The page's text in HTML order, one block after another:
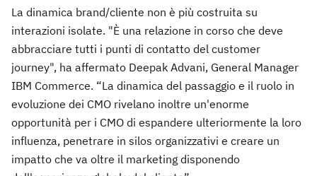
La dinamica brand/cliente non è più costruita su
interazioni isolate. "È una relazione in corso che deve
abbracciare tutti i punti di contatto del customer
journey", ha affermato Deepak Advani, General Manager
IBM Commerce. “La dinamica del passaggio e il ruolo in
evoluzione dei CMO rivelano inoltre un'enorme
opportunità per i CMO di espandere ulteriormente la loro
influenza, penetrare in silos organizzativi e creare un
impatto che va oltre il marketing disponendo